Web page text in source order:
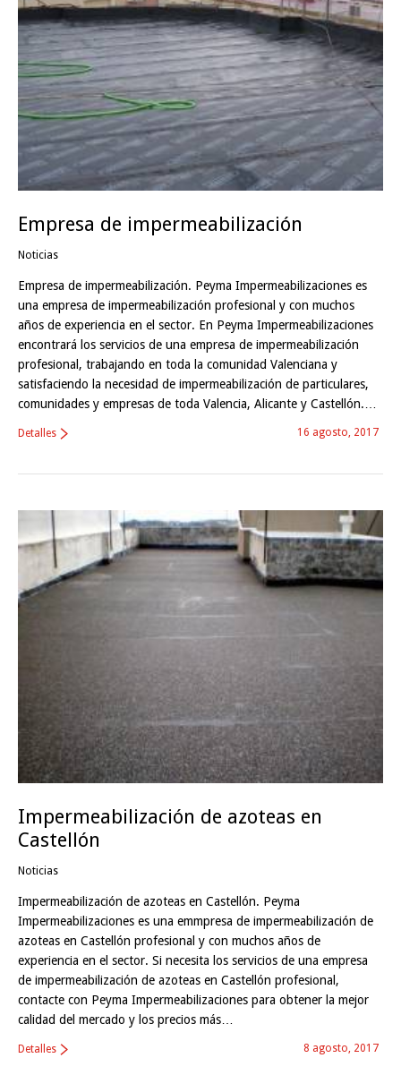
Empresa de impermeabilización
Noticias
Empresa de impermeabilización. Peyma Impermeabilizaciones es
una empresa de impermeabilización profesional y con muchos
años de experiencia en el sector. En Peyma Impermeabilizaciones
encontrará los servicios de una empresa de impermeabilización
profesional, trabajando en toda la comunidad Valenciana y
satisfaciendo la necesidad de impermeabilización de particulares,
comunidades y empresas de toda Valencia, Alicante y Castellón.…
16 agosto, 2017
Detalles
Impermeabilización de azoteas en
Castellón
Noticias
Impermeabilización de azoteas en Castellón. Peyma
Impermeabilizaciones es una emmpresa de impermeabilización de
azoteas en Castellón profesional y con muchos años de
experiencia en el sector. Si necesita los servicios de una empresa
de impermeabilización de azoteas en Castellón profesional,
contacte con Peyma Impermeabilizaciones para obtener la mejor
calidad del mercado y los precios más…
8 agosto, 2017
Detalles